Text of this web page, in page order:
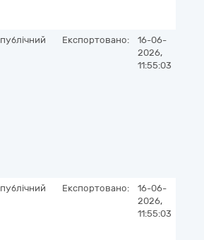
публічний Експортовано:
16-06-
2026,
11:55:03
публічний Експортовано:
16-06-
2026,
11:55:03